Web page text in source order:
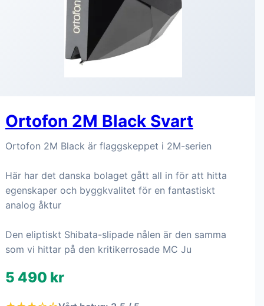
Ortofon 2M Black Svart
Ortofon 2M Black är flaggskeppet i 2M-serien
Här har det danska bolaget gått all in för att hitta
egenskaper och byggkvalitet för en fantastiskt
analog åktur
Den eliptiskt Shibata-slipade nålen är den samma
som vi hittar på den kritikerrosade MC Ju
5 490 kr